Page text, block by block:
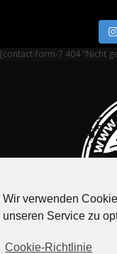
[contact-form-7 404 "Nicht
Wir verwenden
unseren Service zu
Cookie-Richtlinie